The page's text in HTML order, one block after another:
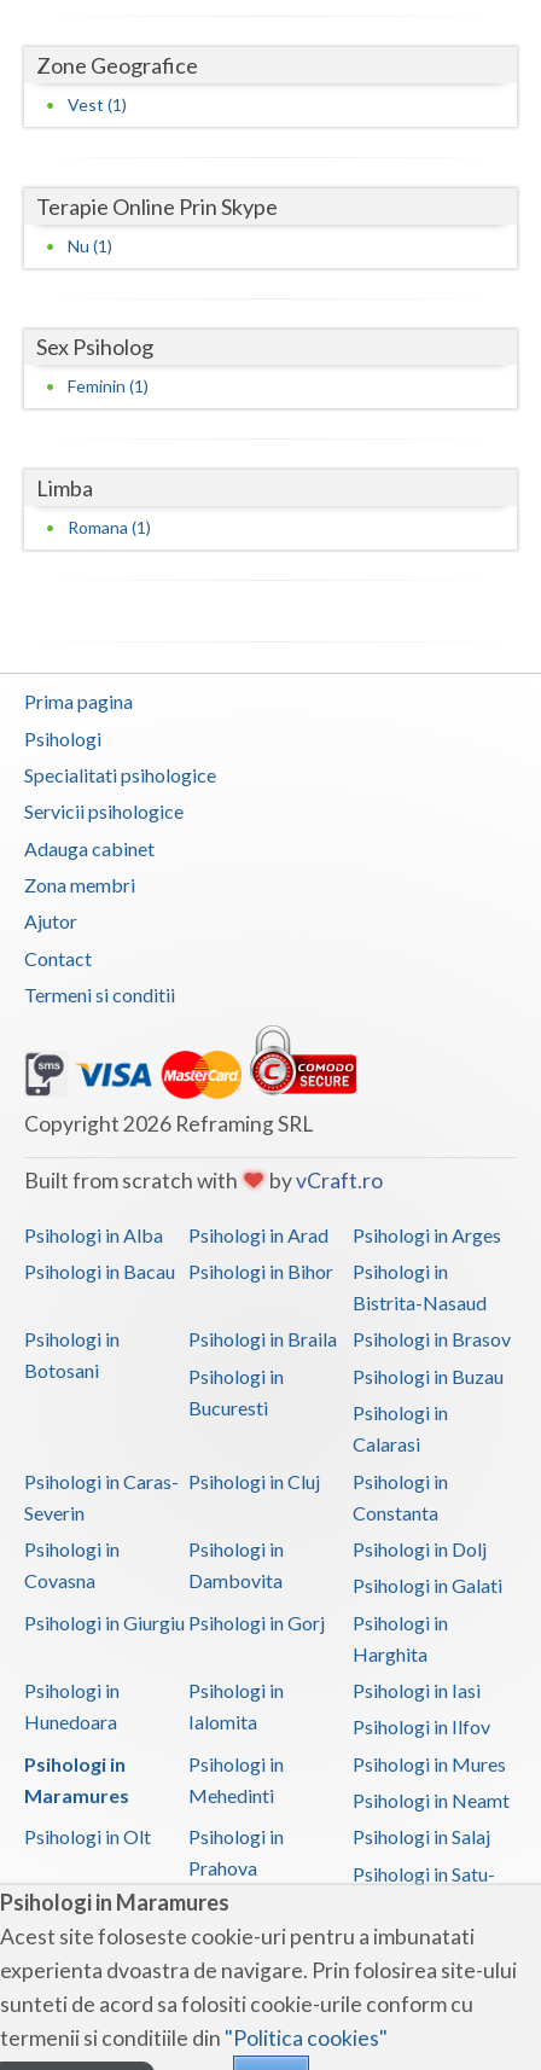
Psihologi in Maramures
Acest site foloseste cookie-uri pentru a imbunatati
experienta dvoastra de navigare. Prin folosirea site-ului
sunteti de acord sa folositi cookie-urile conform cu
termenii si conditiile din "Politica cookies"
Gorj
Harghita
Ialomita
Iasi
Maramures
Mehedinti
Neamt
Olt
Sibiu
Suceava
Teleorman
Timis
Tulcea
Valcea
Vrancea
Zone Geografice
Vest (1)
Terapie Online Prin Skype
Nu (1)
Sex Psiholog
Feminin (1)
Limba
Romana (1)
Prima pagina
Psihologi
Specialitati psihologice
Servicii psihologice
Adauga cabinet
Zona membri
Ajutor
Contact
Termeni si conditii
Copyright 2026 Reframing SRL
Built from scratch with byvCraft.ro
Psihologi in Alba Psihologi in Arad
Psihologi in Arges
Psihologi in Bacau
Psihologi in Bihor
Psihologi in
Bistrita-Nasaud
Psihologi in
Botosani
Psihologi in Braila
Psihologi in Brasov
Psihologi in
Bucuresti
Psihologi in Buzau
Psihologi in
Calarasi
Psihologi in Caras-
Severin
Psihologi in Cluj
Psihologi in
Constanta
Psihologi in
Covasna
Psihologi in
Dambovita
Psihologi in Dolj
Psihologi in Galati
Psihologi in Giurgiu Psihologi in Gorj
Psihologi in
Harghita
Psihologi in
Hunedoara
Psihologi in
Ialomita
Psihologi in Iasi
Psihologi in Ilfov
Psihologi in
Maramures
Psihologi in
Mehedinti
Psihologi in Mures
Psihologi in Neamt
Psihologi in Olt
Psihologi in
Prahova
Psihologi in Salaj
Psihologi in Satu-
Psihologi in Sibiu
Psihologi in
Suceava
Psihologi in
Teleorman
Psihologi in Timis
Psihologi in Tulcea Psihologi in Valcea
Psihologi in Vaslui
Psihologi in